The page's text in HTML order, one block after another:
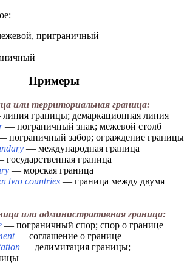
приграничный
Примеры
или территориальная граница:
границы; демаркационная линия
— пограничный знак; межевой столб
пограничный забор; ограждение границы
— международная граница
государственная граница
— морская граница
two countries — граница между двумя
или административная граница:
— пограничный спор; спор о границе
— соглашение о границе
— делимитация границы;